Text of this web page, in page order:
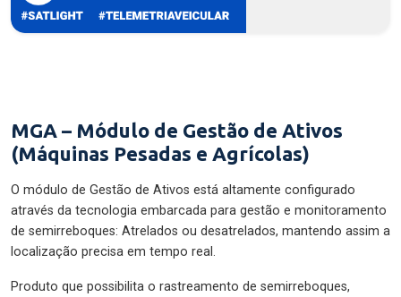
MGA – Módulo de Gestão de Ativos
(Máquinas Pesadas e Agrícolas)
O módulo de Gestão de Ativos está altamente configurado
através da tecnologia embarcada para gestão e monitoramento
de semirreboques: Atrelados ou desatrelados, mantendo assim a
localização precisa em tempo real.
Produto que possibilita o rastreamento de semirreboques,